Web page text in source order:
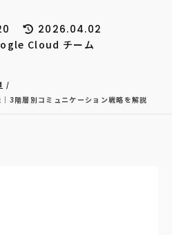
2026.04.02
Cloud チーム
3階層別コミュニケーション戦略を解説